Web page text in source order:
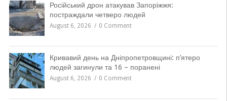
Російський дрон атакував Запоріжжя:
постраждали четверо людей
August 6, 2026 0 Comment
Кривавий день на Дніпропетровщині: п’ятеро
людей загинули та 16 – поранені
August 6, 2026 0 Comment